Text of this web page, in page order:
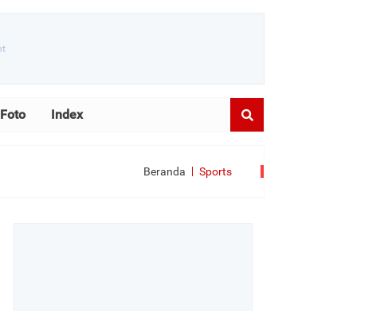
Foto Index
Beranda Sports